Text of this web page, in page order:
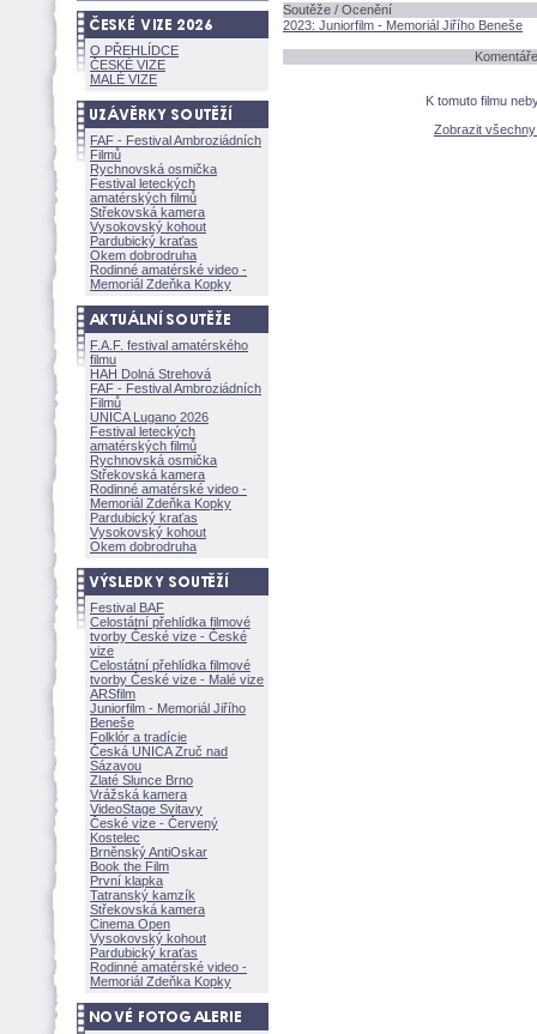
O PŘEHLÍDCE
ČESKÉ VIZE
MALÉ VIZE
FAF - Festival Ambroziádních
Filmů
Rychnovská osmička
Festival leteckých
amatérských filmů
Střekovská kamera
Vysokovský kohout
Pardubický kraťas
Okem dobrodruha
Rodinné amatérské video -
Memoriál Zdeňka Kopky
F.A.F. festival amatérského
filmu
HAH Dolná Strehov
FAF - Festival Ambroziádních
Filmů
UNICA Lugano 2026
Festival leteckých
amatérských filmů
Rychnovská osmička
Střekovská kamera
Rodinné amatérské video -
Memoriál Zdeňka Kopky
Pardubický kraťas
Vysokovský kohout
Okem dobrodruha
Festival BAF
Celostátní přehlídka filmové
tvorby České vize - České
vize
Celostátní přehlídka filmové
tvorby České vize - Malé vize
ARSfilm
Juniorfilm - Memoriál Jiřího
Beneše
Folklór a tradície
Česká UNICA Zruč nad
Sázavou
Zlaté Slunce Brno
Vrážská kamera
VideoStage Svitavy
České vize - Červený
Kostelec
Brněnský AntiOskar
Book the Film
První klapka
Tatranský kamzík
Střekovská kamera
Cinema Open
Vysokovský kohout
Pardubický kraťas
Rodinné amatérské video -
Memoriál Zdeňka Kopky
Soutěže / Ocenění
2023: Juniorfilm - Memoriál Jiřího Beneše
K tomuto filmu
Zobrazit